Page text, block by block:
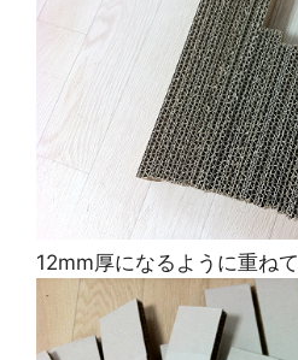
12mm厚になるように重ねて